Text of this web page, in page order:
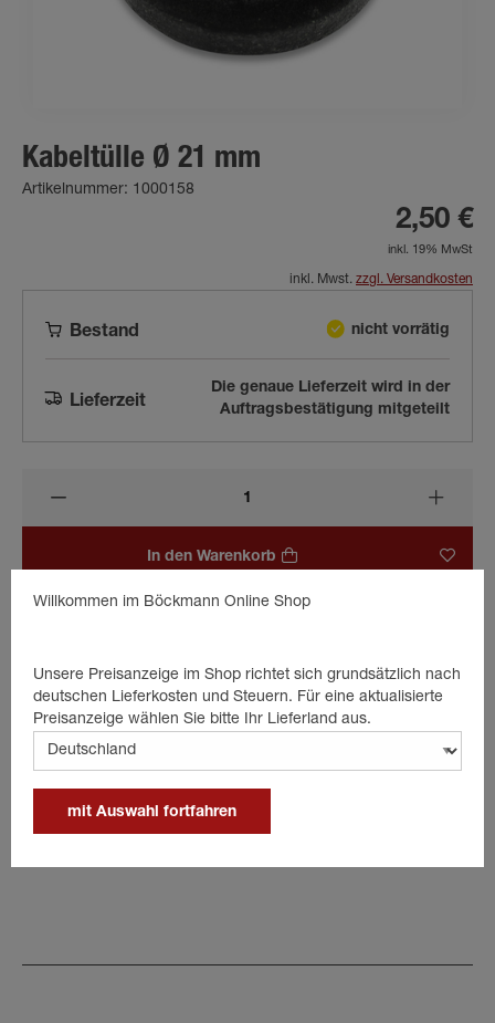
Kabeltülle Ø 21 mm
Artikelnummer: 1000158
2,50 €
inkl. 19% MwSt
inkl. Mwst. zzgl. Versandkosten
Bestand nicht vorrätig
Lieferzeit
Die genaue Lieferzeit wird in der
Auftragsbestätigung mitgeteilt
In den Warenkorb
Beschreibung
Kabeltülle (2611), Dicke 12,5 x Durschmesser 21 x Höhe 13 mm
Details
Kabeldurchführung
Willkommen im Böckmann Online Shop
Unsere Preisanzeige im Shop richtet sich grundsätzlich nach
deutschen Lieferkosten und Steuern. Für eine aktualisierte
Preisanzeige wählen Sie bitte Ihr Lieferland aus.
mit Auswahl fortfahren